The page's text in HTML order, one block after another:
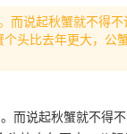
而说起秋蟹就不得不
头比去年更大，公
而说起秋蟹就不得